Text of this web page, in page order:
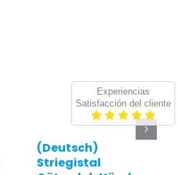
(Deutsch)
Striegistal
Experiencias
Satisfacción del cliente